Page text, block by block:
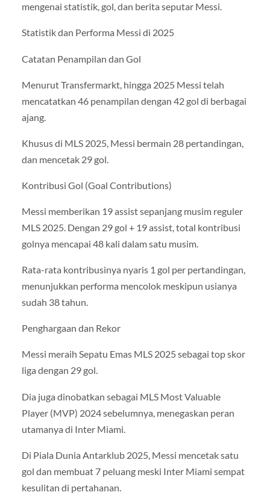
mengenai statistik, gol, dan berita seputar Messi.
Statistik dan Performa Messi di 2025
Catatan Penampilan dan Gol
Menurut Transfermarkt, hingga 2025 Messi telah
mencatatkan 46 penampilan dengan 42 gol di berbagai
ajang.
Khusus di MLS 2025, Messi bermain 28 pertandingan,
dan mencetak 29 gol.
Kontribusi Gol (Goal Contributions)
Messi memberikan 19 assist sepanjang musim reguler
MLS 2025. Dengan 29 gol + 19 assist, total kontribusi
golnya mencapai 48 kali dalam satu musim.
Rata-rata kontribusinya nyaris 1 gol per pertandingan,
menunjukkan performa mencolok meskipun usianya
sudah 38 tahun.
Penghargaan dan Rekor
Messi meraih Sepatu Emas MLS 2025 sebagai top skor
liga dengan 29 gol.
Dia juga dinobatkan sebagai MLS Most Valuable
Player (MVP) 2024 sebelumnya, menegaskan peran
utamanya di Inter Miami.
Di Piala Dunia Antarklub 2025, Messi mencetak satu
gol dan membuat 7 peluang meski Inter Miami sempat
kesulitan di pertahanan.